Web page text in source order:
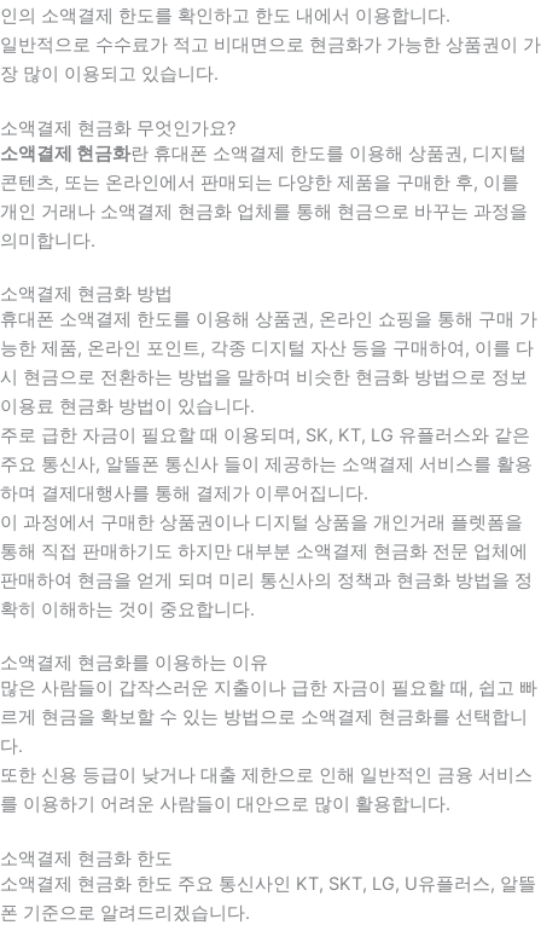
인의 소액결제 한도를 확인하고 한도 내에서 이용합니다.
일반적으로 수수료가 적고 비대면으로 현금화가 가능한 상품권이 가
장 많이 이용되고 있습니다.
소액결제 현금화 무엇인가요?
소액결제 현금화란 휴대폰 소액결제 한도를 이용해 상품권, 디지털
콘텐츠, 또는 온라인에서 판매되는 다양한 제품을 구매한 후, 이를
개인 거래나 소액결제 현금화 업체를 통해 현금으로 바꾸는 과정을
의미합니다.
소액결제 현금화 방법
휴대폰 소액결제 한도를 이용해 상품권, 온라인 쇼핑을 통해 구매 가
능한 제품, 온라인 포인트, 각종 디지털 자산 등을 구매하여, 이를 다
시 현금으로 전환하는 방법을 말하며 비슷한 현금화 방법으로 정보
이용료 현금화 방법이 있습니다.
주로 급한 자금이 필요할 때 이용되며, SK, KT, LG 유플러스와 같은
주요 통신사, 알뜰폰 통신사 들이 제공하는 소액결제 서비스를 활용
하며 결제대행사를 통해 결제가 이루어집니다.
이 과정에서 구매한 상품권이나 디지털 상품을 개인거래 플렛폼을
통해 직접 판매하기도 하지만 대부분 소액결제 현금화 전문 업체에
판매하여 현금을 얻게 되며 미리 통신사의 정책과 현금화 방법을 정
확히 이해하는 것이 중요합니다.
소액결제 현금화를 이용하는 이유
많은 사람들이 갑작스러운 지출이나 급한 자금이 필요할 때 , 쉽고 빠
르게 현금을 확보할 수 있는 방법으로 소액결제 현금화를 선택합니
다.
또한 신용 등급이 낮거나 대출 제한으로 인해 일반적인 금융 서비스
를 이용하기 어려운 사람들이 대안으로 많이 활용합니다.
소액결제 현금화 한도
소액결제 현금화 한도 주요 통신사인 KT, SKT, LG, U유플러스, 알뜰
폰 기준으로 알려드리겠습니다.